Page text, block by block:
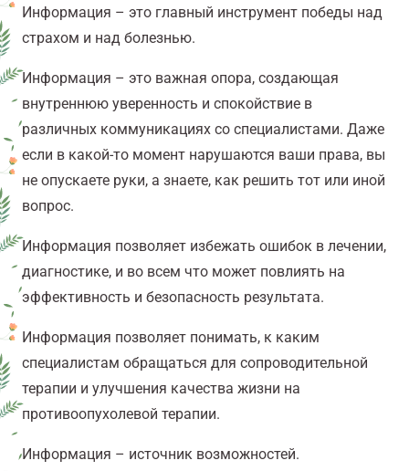
Информация – это главный инструмент победы над
страхом и над болезнью.
Информация – это важная опора, создающая
внутреннюю уверенность и спокойствие в
различных коммуникациях со специалистами. Даже
если в какой-то момент нарушаются ваши права, вы
не опускаете руки, а знаете, как решить тот или иной
вопрос.
Информация позволяет избежать ошибок в лечении,
диагностике, и во всем что может повлиять на
эффективность и безопасность результата.
Информация позволяет понимать, к каким
специалистам обращаться для сопроводительной
терапии и улучшения качества жизни на
противоопухолевой терапии.
Информация – источник возможностей.